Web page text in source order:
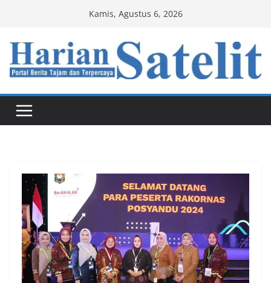
content
Kamis, Agustus 6, 2026